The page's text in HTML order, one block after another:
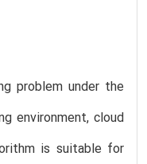
problem under the
environment, cloud
is suitable for